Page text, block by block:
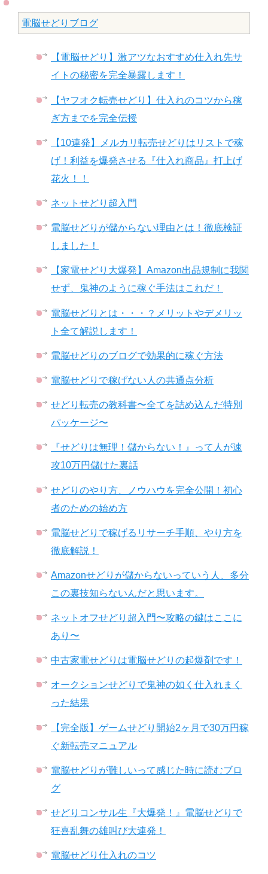
電脳せどりブログ
【電脳せどり】激アツなおすすめ仕入れ先サ
イトの秘密を完全暴露します！
【ヤフオク転売せどり】仕入れのコツから稼
ぎ方までを完全伝授
【10連発】メルカリ転売せどりはリストで稼
げ！利益を爆発させる『仕入れ商品』打上げ
花火！！
ネットせどり超入門
電脳せどりが儲からない理由とは！徹底検証
しました！
【家電せどり大爆発】Amazon出品規制に我関
せず、鬼神のように稼ぐ手法はこれだ！
電脳せどりとは・・・？メリットやデメリッ
ト全て解説します！
電脳せどりのブログで効果的に稼ぐ方法
電脳せどりで稼げない人の共通点分析
せどり転売の教科書〜全てを詰め込んだ特別
パッケージ〜
『せどりは無理！儲からない！』って人が速
攻10万円儲けた裏話
せどりのやり方、ノウハウを完全公開！初心
者のための始め方
電脳せどりで稼げるリサーチ手順、やり方を
徹底解説！
Amazonせどりが儲からないっていう人、多分
この裏技知らないんだと思います。
ネットオフせどり超入門〜攻略の鍵はここに
あり〜
中古家電せどりは電脳せどりの起爆剤です！
オークションせどりで鬼神の如く仕入れまく
った結果
【完全版】ゲームせどり開始2ヶ月で30万円稼
ぐ新転売マニュアル
電脳せどりが難しいって感じた時に読むブロ
グ
せどりコンサル生『大爆発！』電脳せどりで
狂喜乱舞の雄叫び大連発！
電脳せどり仕入れのコツ